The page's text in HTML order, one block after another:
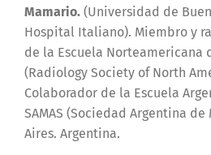
Mamario. (Universidad de
Hospital Italiano). Miembro y
de la Escuela Norteamericana
(Radiology Society of North
Colaborador de la Escuela
SAMAS (Sociedad Argentina
Aires. Argentina.